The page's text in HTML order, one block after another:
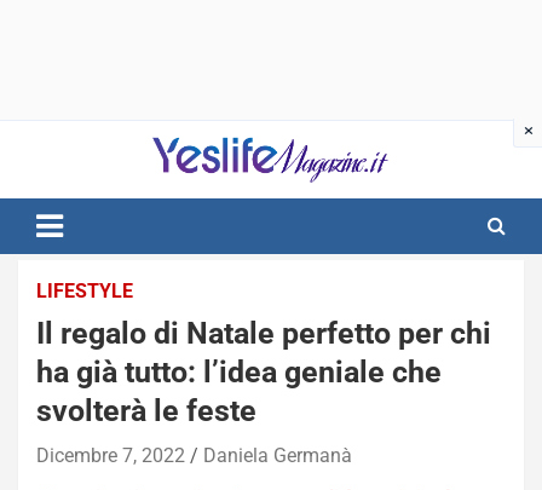
notizie di intrattenimento
LIFESTYLE
Il regalo di Natale perfetto per chi
ha già tutto: l’idea geniale che
svolterà le feste
Dicembre 7, 2022 Daniela Germanà